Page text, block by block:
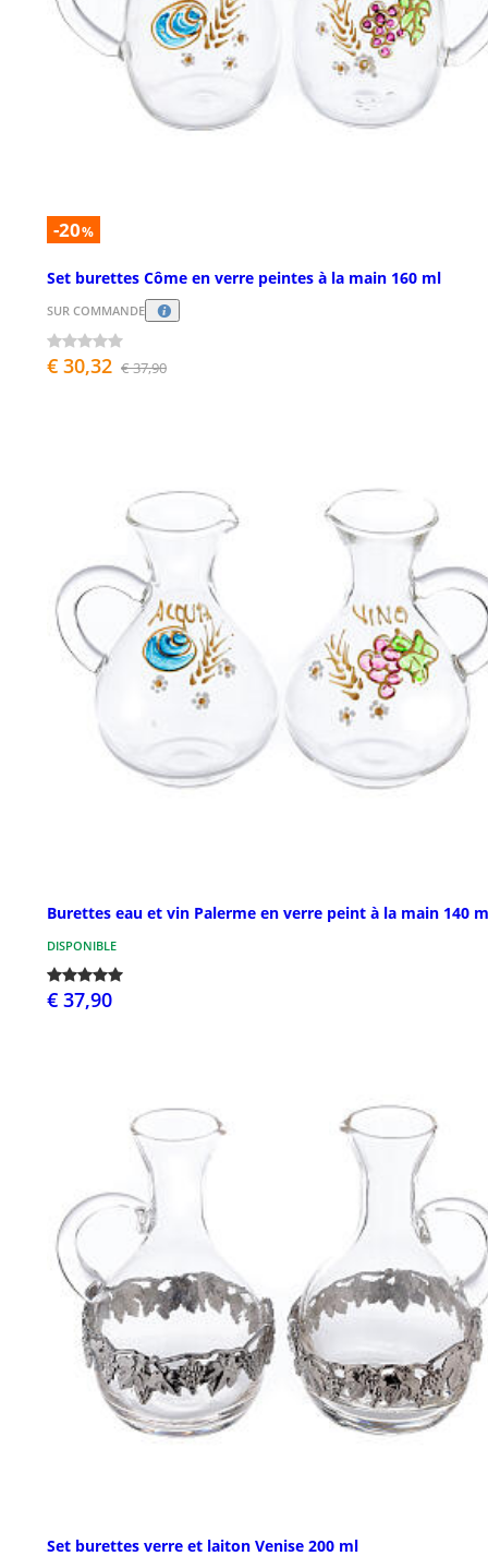
-20%
Set burettes Côme en verre peintes à la main 160 ml
SUR COMMANDE
€ 30,32 € 37,90
Burettes eau et vin Palerme en verre peint à la main 140
DISPONIBLE
€ 37,90
Set burettes verre et laiton Venise 200 ml